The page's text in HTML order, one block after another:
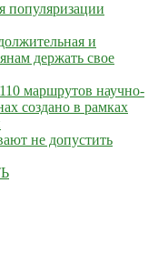
популяризации
и
держать свое
маршрутов научно-
создано в рамках
не допустить